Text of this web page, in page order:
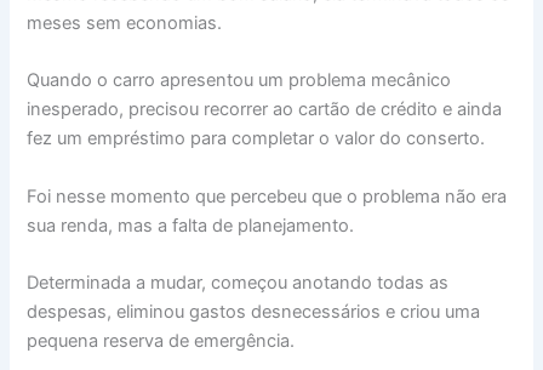
meses sem economias.
Quando o carro apresentou um problema mecânico
inesperado, precisou recorrer ao cartão de crédito e ainda
fez um empréstimo para completar o valor do conserto.
Foi nesse momento que percebeu que o problema não era
sua renda, mas a falta de planejamento.
Determinada a mudar, começou anotando todas as
despesas, eliminou gastos desnecessários e criou uma
pequena reserva de emergência.